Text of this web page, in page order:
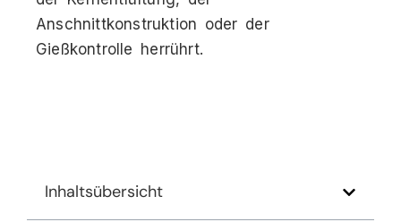
Anschnittkonstruktion oder der
Gießkontrolle herrührt.
Inhaltsübersicht